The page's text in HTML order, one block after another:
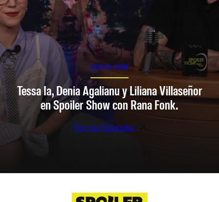
SPOILER SHOW
Tessa Ia, Denia Agalianu y Liliana Villaseñor
en Spoiler Show con Rana Fonk.
Ver en Youtube